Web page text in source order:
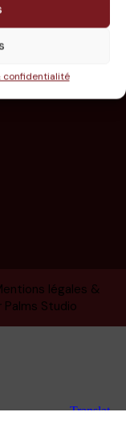
confidentialité
légales &
Palms Studio